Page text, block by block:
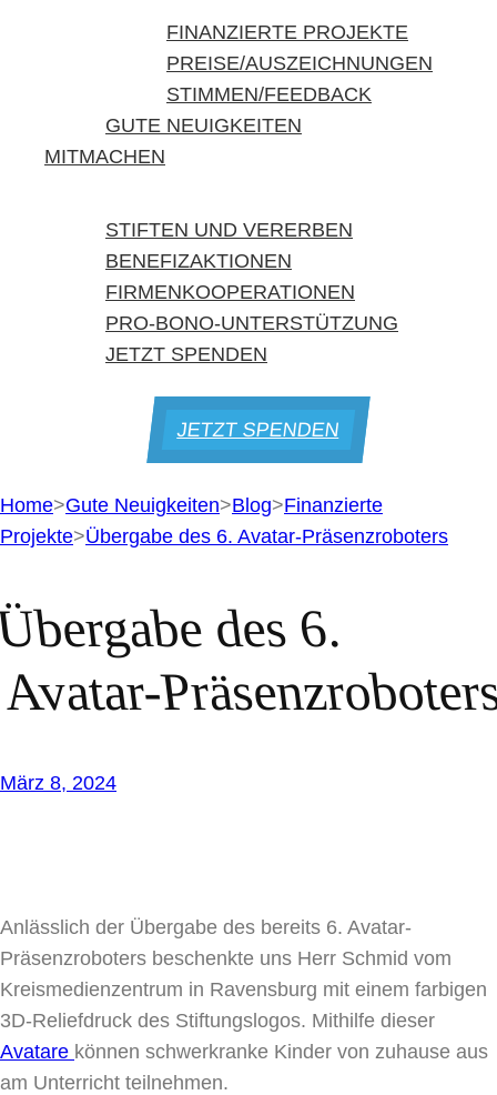
FINANZIERTE PROJEKTE
PREISE/AUSZEICHNUNGEN
STIMMEN/FEEDBACK
GUTE NEUIGKEITEN
MITMACHEN
STIFTEN UND VERERBEN
BENEFIZAKTIONEN
FIRMENKOOPERATIONEN
PRO-BONO-UNTERSTÜTZUNG
JETZT SPENDEN
JETZT SPENDEN
Home>Gute Neuigkeiten>Blog>Finanzierte
Projekte>Übergabe des 6. Avatar-Präsenzroboters
des 6.
Avatar-
März 8, 2024
Anlässlich der Übergabe des bereits 6. Avatar-
Präsenzroboters beschenkte uns Herr Schmid vom
Kreismedienzentrum in Ravensburg mit einem farbigen
3D-Reliefdruck des Stiftungslogos. Mithilfe dieser
Avatare können schwerkranke Kinder von zuhause aus
am Unterricht teilnehmen.